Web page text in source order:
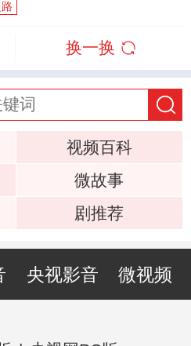
换一换
视频百科
微故事
剧推荐
央视影音 微视频